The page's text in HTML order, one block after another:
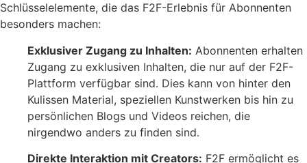
Schlüsselelemente, die das F2F-Erlebnis für Abonnenten
besonders machen:
Exklusiver Zugang zu Inhalten: Abonnenten erhalten
Zugang zu exklusiven Inhalten, die nur auf der F2F-
Plattform verfügbar sind. Dies kann von hinter den
Kulissen Material, speziellen Kunstwerken bis hin zu
persönlichen Blogs und Videos reichen, die
nirgendwo anders zu finden sind.
Direkte Interaktion mit Creators: F2F ermöglicht es